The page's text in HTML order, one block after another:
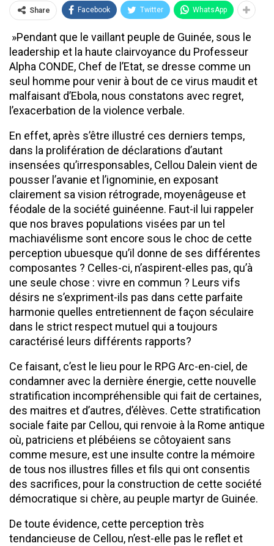
Share Facebook Twitter WhatsApp
»Pendant que le vaillant peuple de Guinée, sous le
leadership et la haute clairvoyance du Professeur
Alpha CONDE, Chef de l’Etat, se dresse comme un
seul homme pour venir à bout de ce virus maudit et
malfaisant d’Ebola, nous constatons avec regret,
l’exacerbation de la violence verbale.
En effet, après s’être illustré ces derniers temps,
dans la prolifération de déclarations d’autant
insensées qu’irresponsables, Cellou Dalein vient de
pousser l’avanie et l’ignominie, en exposant
clairement sa vision rétrograde, moyenâgeuse et
féodale de la société guinéenne. Faut-il lui rappeler
que nos braves populations visées par un tel
machiavélisme sont encore sous le choc de cette
perception ubuesque qu’il donne de ses différentes
composantes ? Celles-ci, n’aspirent-elles pas, qu’à
une seule chose : vivre en commun ? Leurs vifs
désirs ne s’expriment-ils pas dans cette parfaite
harmonie quelles entretiennent de façon séculaire
dans le strict respect mutuel qui a toujours
caractérisé leurs différents rapports?
Ce faisant, c’est le lieu pour le RPG Arc-en-ciel, de
condamner avec la dernière énergie, cette nouvelle
stratification incompréhensible qui fait de certaines,
des maitres et d’autres, d’élèves. Cette stratification
sociale faite par Cellou, qui renvoie à la Rome antique
où, patriciens et plébéiens se côtoyaient sans
comme mesure, est une insulte contre la mémoire
de tous nos illustres filles et fils qui ont consentis
des sacrifices, pour la construction de cette société
démocratique si chère, au peuple martyr de Guinée.
De toute évidence, cette perception très
tendancieuse de Cellou, n’est-elle pas le reflet et